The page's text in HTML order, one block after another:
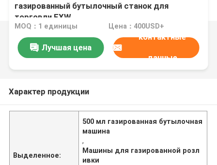
газированный бутылочный станок для
торговли EXW
MOQ：1 единицы Цена：400USD+
Лучшая цена
контактные
данные
Характер продукции
Выделенное:
500 мл газированная бутылочная
машина
,
Машины для газированной розл
ивки